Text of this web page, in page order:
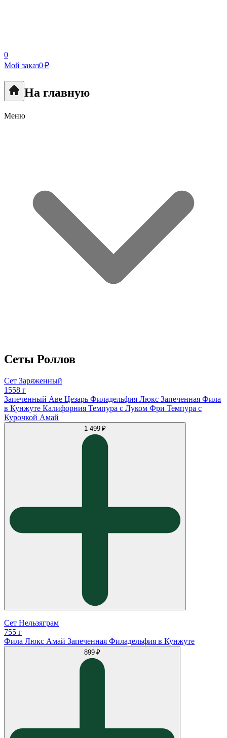
0
Мой заказ0 ₽
На главную
Меню
Сеты Роллов
Сет Заряженный
1558 г
Запеченный Аве Цезарь Филадельфия Люкс Запеченная Фила
в Кунжуте Калифорния Темпура с Луком Фри Темпура с
Курочкой Амай
1 499 ₽
Сет Нельзяграм
755 г
Фила Люкс Амай Запеченная Филадельфия в Кунжуте
899 ₽